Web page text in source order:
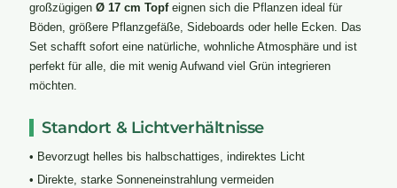
großzügigen Ø 17 cm Topfeignen sich die Pflanzen ideal für
Böden, größere Pflanzgefäße, Sideboards oder helle Ecken. Das
Set schafft sofort eine natürliche, wohnliche Atmosphäre und ist
perfekt für alle, die mit wenig Aufwand viel Grün integrieren
möchten.
Standort & Lichtverhältnisse
• Bevorzugt helles bis halbschattiges, indirektes Licht
• Direkte, starke Sonneneinstrahlung vermeiden